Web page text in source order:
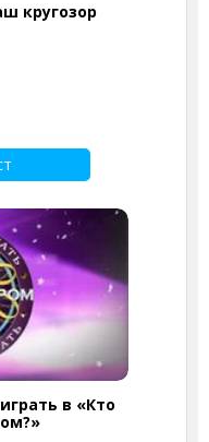
кругозор
в «Кто